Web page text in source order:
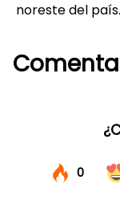
noreste del país.